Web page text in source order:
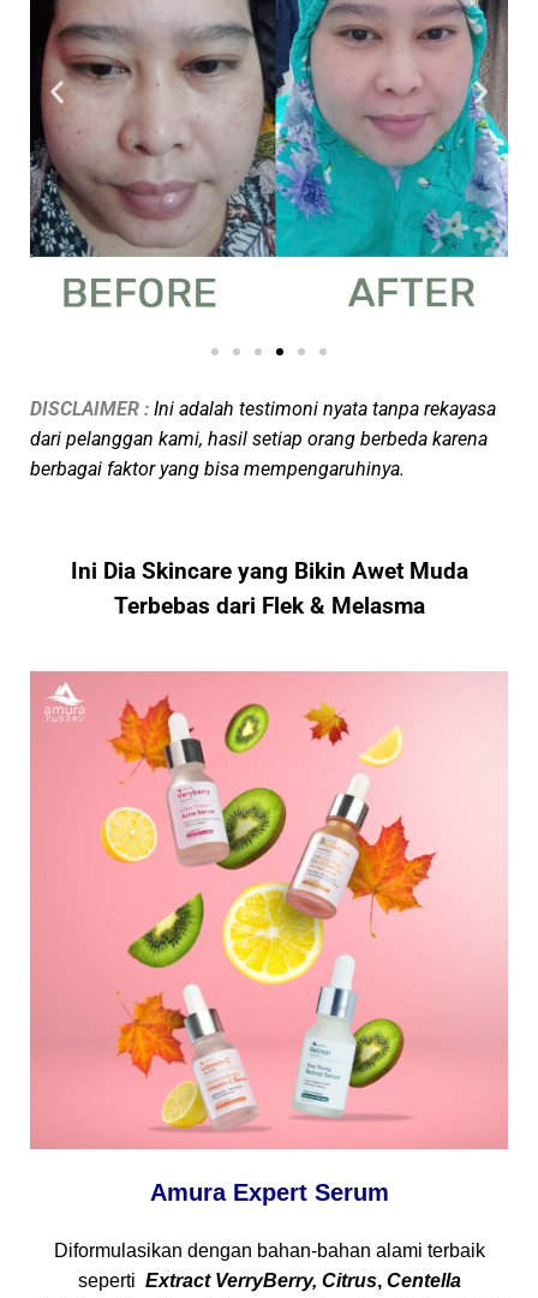
DISCLAIMER : Ini adalah testimoni nyata tanpa rekayasa
dari pelanggan kami, hasil setiap orang berbeda karena
berbagai faktor yang bisa mempengaruhinya.
Ini Dia Skincare yang Bikin Awet Muda
Terbebas dari Flek & Melasma
Amura Expert Serum
Diformulasikan dengan bahan-bahan alami terbaik
seperti Extract VerryBerry, Citrus, Centella